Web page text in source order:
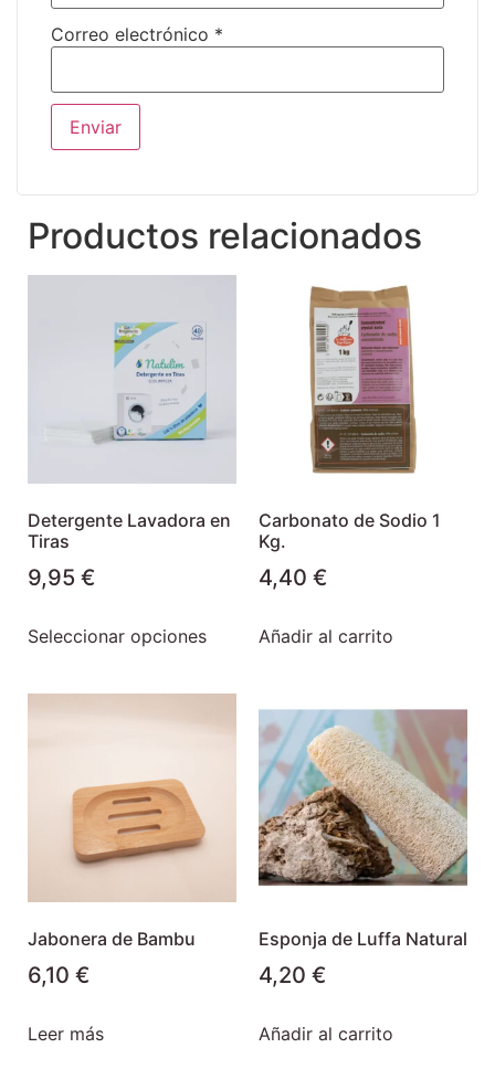
Correo electrónico *
Productos relacionados
Detergente Lavadora en
Tiras
9,95 €
Seleccionar opciones
Carbonato de Sodio 1
Kg.
4,40 €
Añadir al carrito
Jabonera de Bambu
6,10 €
Leer más
Esponja de Luffa Natural
4,20 €
Añadir al carrito